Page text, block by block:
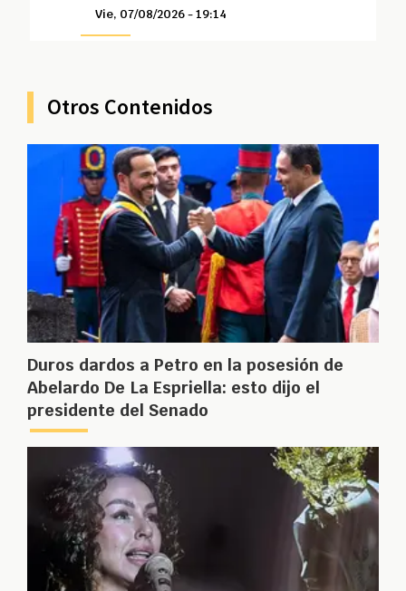
Vie, 07/08/2026 - 19:14
Otros Contenidos
Duros dardos a Petro en la posesión de
Abelardo De La Espriella: esto dijo el
presidente del Senado